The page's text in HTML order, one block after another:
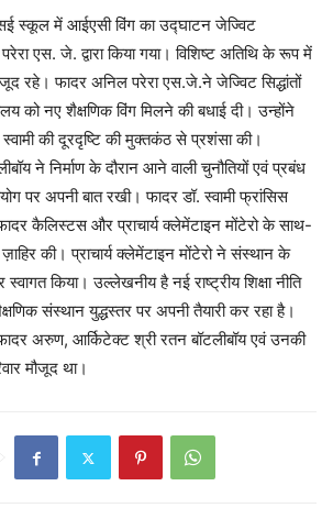
स्कूल में आईएसी विंग का उद्घाटन जेज्विट
एस. जे. द्वारा किया गया। विशिष्ट अतिथि के रूप में
रहे। फादर अनिल परेरा एस.जे.ने जेज्विट सिद्धांतों
को नए शैक्षणिक विंग मिलने की बधाई दी। उन्होंने
स्वामी की दूरदृष्टि की मुक्तकंठ से प्रशंसा की।
ने निर्माण के दौरान आने वाली चुनौतियों एवं प्रबंध
पर अपनी बात रखी। फादर डॉ. स्वामी फ्रांसिस
कैलिस्टस और प्राचार्य क्लेमेंटाइन मोंटेरो के साथ-
की। प्राचार्य क्लेमेंटाइन मोंटेरो ने संस्थान के
किया। उल्लेखनीय है नई राष्ट्रीय शिक्षा नीति
संस्थान युद्धस्तर पर अपनी तैयारी कर रहा है।
अरुण, आर्किटेक्ट श्री रतन बॉटलीबॉय एवं उनकी
मौजूद था।